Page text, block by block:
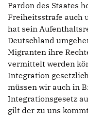
Pardon des Staates
Freiheitsstrafe auch
hat sein
Deutschland
Migranten ihre
vermittelt werden
Integration
müssen wir auch in
Integrationsgesetz
gilt der zu uns